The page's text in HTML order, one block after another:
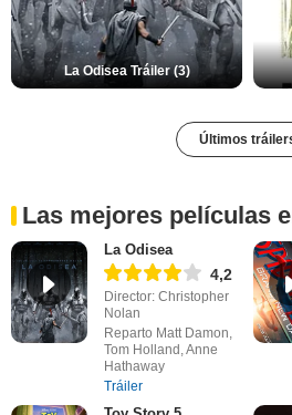
La Odisea Tráiler (3)
Últimos
Las mejores películas
La Odisea
4,2
Director: Christopher
Nolan
Reparto Matt Damon,
Tom Holland, Anne
Hathaway
Tráiler